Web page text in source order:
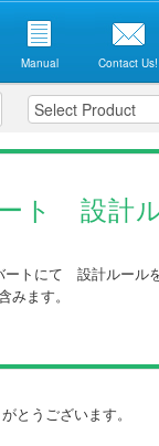
Manual Contact Us!
ト 設計
トにて 設計ルール
みます。
とうございます。